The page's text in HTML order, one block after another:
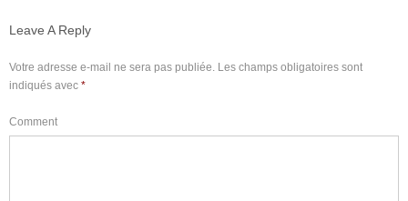
Leave A Reply
Votre adresse e-mail ne sera pas publiée. Les champs obligatoires sont
indiqués avec *
Comment